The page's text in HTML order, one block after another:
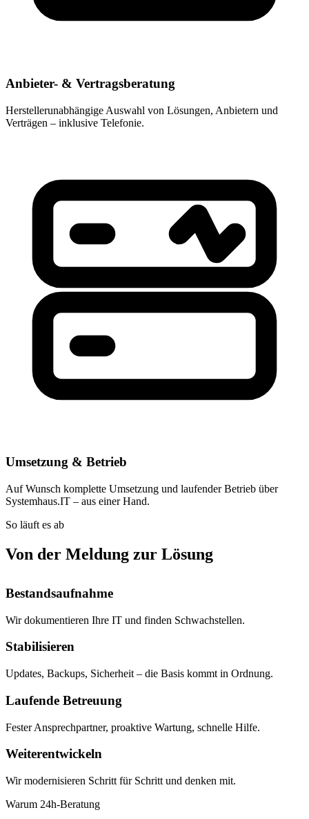
Anbieter- & Vertragsberatung
Herstellerunabhängige Auswahl von Lösungen, Anbietern und
Verträgen – inklusive Telefonie.
Umsetzung & Betrieb
Auf Wunsch komplette Umsetzung und laufender Betrieb über
Systemhaus.IT – aus einer Hand.
So läuft es ab
Von der Meldung zur Lösung
Bestandsaufnahme
Wir dokumentieren Ihre IT und finden Schwachstellen.
Stabilisieren
Updates, Backups, Sicherheit – die Basis kommt in Ordnung.
Laufende Betreuung
Fester Ansprechpartner, proaktive Wartung, schnelle Hilfe.
Weiterentwickeln
Wir modernisieren Schritt für Schritt und denken mit.
Warum 24h-Beratung